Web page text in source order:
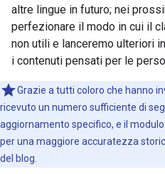
altre lingue in futuro; nei
perfezionare il modo in cui il
non utili e lanceremo ulteriori
i contenuti pensati per le
Grazie a tutti coloro che hanno
ricevuto un numero sufficiente di
aggiornamento specifico, e il
per una maggiore accuratezza
del blog.